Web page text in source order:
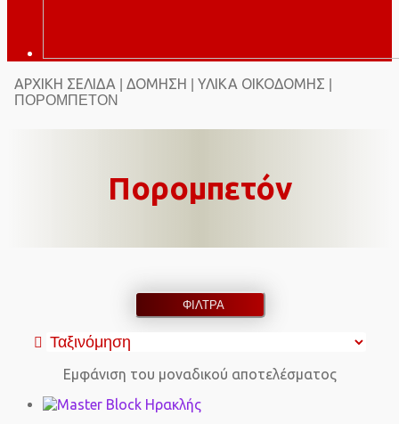
ΑΡΧΙΚΉ ΣΕΛΊΔΑ ΔΌΜΗΣΗ ΥΛΙΚΆ ΟΙΚΟΔΟΜΉΣ
ΠΟΡΟΜΠΕΤΌΝ
Πορομπετόν
ΦΙΛΤΡΑ
Εμφάνιση του μοναδικού αποτελέσματος